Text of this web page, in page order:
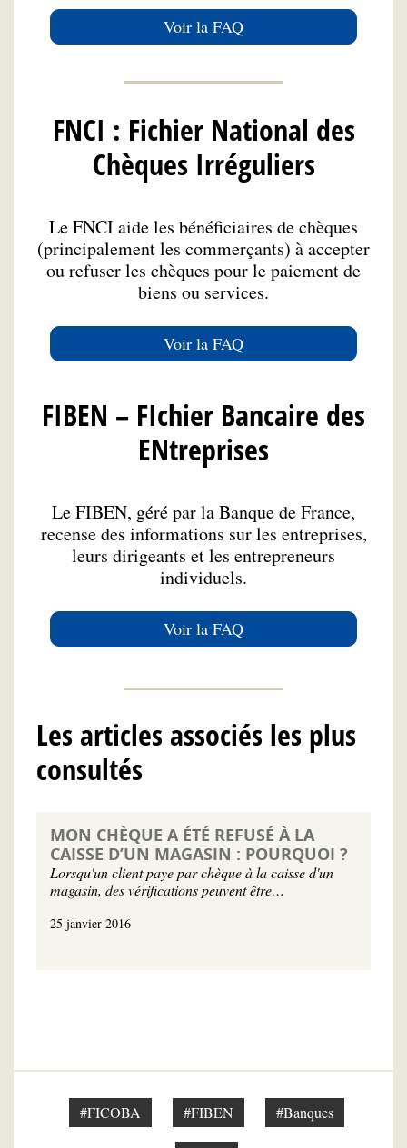
Voir la FAQ
FNCI : Fichier National des
Chèques Irréguliers
Le FNCI aide les bénéficiaires de chèques
(principalement les commerçants) à accepter
ou refuser les chèques pour le paiement de
biens ou services.
Voir la FAQ
FIBEN – FIchier Bancaire des
ENtreprises
Le FIBEN, géré par la Banque de France,
recense des informations sur les entreprises,
leurs dirigeants et les entrepreneurs
individuels.
Voir la FAQ
Les articles associés les plus
consultés
MON CHÈQUE A ÉTÉ REFUSÉ À LA
CAISSE D’UN MAGASIN : POURQUOI ?
Lorsqu'un client paye par chèque à la caisse d'un
magasin, des vérifications peuvent être…
25 janvier 2016
#FICOBA #FIBEN #Banques